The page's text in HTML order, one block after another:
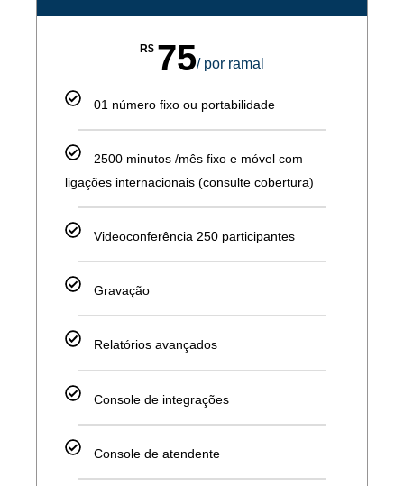
R$ 75/ por ramal
01 número fixo ou portabilidade
2500 minutos /mês fixo e móvel com
ligações internacionais (consulte cobertura)
Videoconferência 250 participantes
Gravação
Relatórios avançados
Console de integrações
Console de atendente